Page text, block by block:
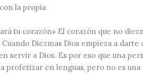
la propia
tu corazón» El corazón que no
Diezmas Dios empieza a darte
servir a Dios. Es por eso que una
profetizar en lenguas, pero no es una